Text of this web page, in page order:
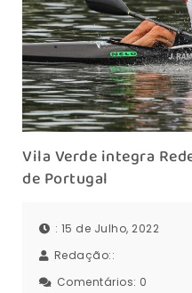
Vila Verde integra
de Portugal
: 15 de Julho, 2022
Redação::
Comentários: 0